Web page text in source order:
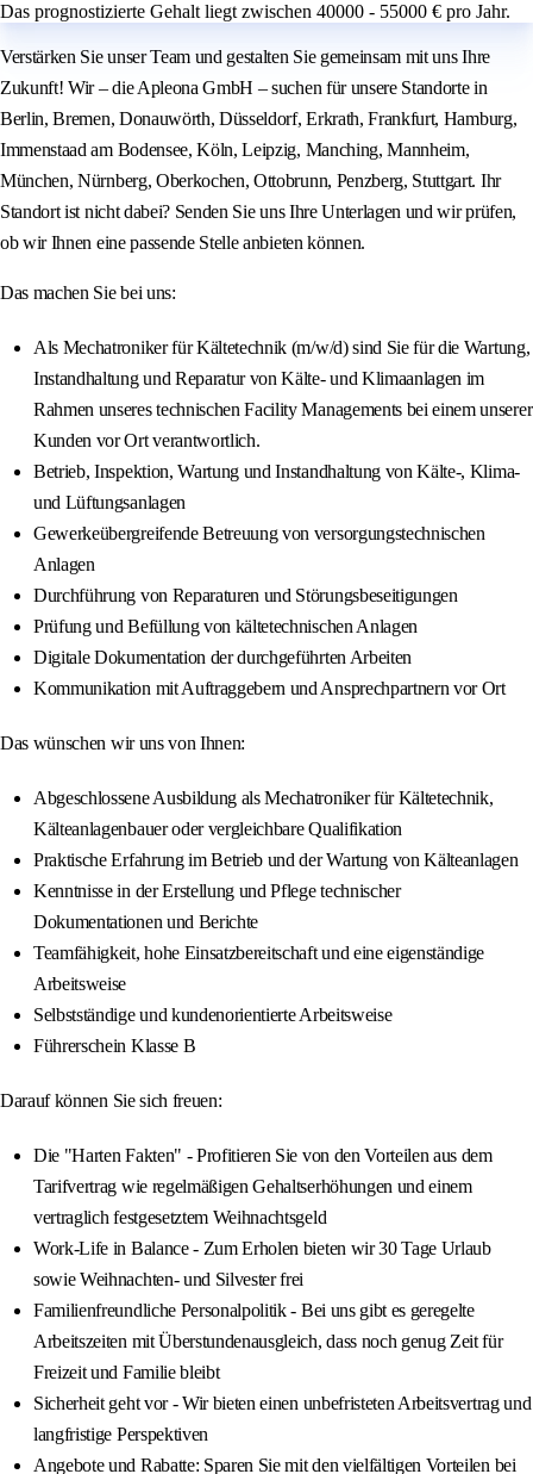
Das prognostizierte Gehalt liegt zwischen 40000 - 55000 € pro Jahr.
Verstärken Sie unser Team und gestalten Sie gemeinsam mit uns Ihre
Zukunft! Wir – die Apleona GmbH – suchen für unsere Standorte in
Berlin, Bremen, Donauwörth, Düsseldorf, Erkrath, Frankfurt, Hamburg,
Immenstaad am Bodensee, Köln, Leipzig, Manching, Mannheim,
München, Nürnberg, Oberkochen, Ottobrunn, Penzberg, Stuttgart. Ihr
Standort ist nicht dabei? Senden Sie uns Ihre Unterlagen und wir prüfen,
ob wir Ihnen eine passende Stelle anbieten können.
Das machen Sie bei uns:
Als Mechatroniker für Kältetechnik (m/w/d) sind Sie für die Wartung,
Instandhaltung und Reparatur von Kälte- und Klimaanlagen im
Rahmen unseres technischen Facility Managements bei einem unserer
Kunden vor Ort verantwortlich.
Betrieb, Inspektion, Wartung und Instandhaltung von Kälte-, Klima-
und Lüftungsanlagen
Gewerkeübergreifende Betreuung von versorgungstechnischen
Anlagen
Durchführung von Reparaturen und Störungsbeseitigungen
Prüfung und Befüllung von kältetechnischen Anlagen
Digitale Dokumentation der durchgeführten Arbeiten
Kommunikation mit Auftraggebern und Ansprechpartnern vor Ort
Das wünschen wir uns von Ihnen:
Abgeschlossene Ausbildung als Mechatroniker für Kältetechnik,
Kälteanlagenbauer oder vergleichbare Qualifikation
Praktische Erfahrung im Betrieb und der Wartung von Kälteanlagen
Kenntnisse in der Erstellung und Pflege technischer
Dokumentationen und Berichte
Teamfähigkeit, hohe Einsatzbereitschaft und eine eigenständige
Arbeitsweise
Selbstständige und kundenorientierte Arbeitsweise
Führerschein Klasse B
Darauf können Sie sich freuen:
Die "Harten Fakten" - Profitieren Sie von den Vorteilen aus dem
Tarifvertrag wie regelmäßigen Gehaltserhöhungen und einem
vertraglich festgesetztem Weihnachtsgeld
Work-Life in Balance - Zum Erholen bieten wir 30 Tage Urlaub
sowie Weihnachten- und Silvester frei
Familienfreundliche Personalpolitik - Bei uns gibt es geregelte
Arbeitszeiten mit Überstundenausgleich, dass noch genug Zeit für
Freizeit und Familie bleibt
Sicherheit geht vor - Wir bieten einen unbefristeten Arbeitsvertrag und
langfristige Perspektiven
Angebote und Rabatte: Sparen Sie mit den vielfältigen Vorteilen bei